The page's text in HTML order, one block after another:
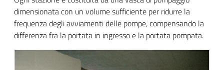
dimensionata con un volume sufficiente per ridurre la
frequenza degli avviamenti delle pompe, compensando la
differenza fra la portata in ingresso e la portata pompata.